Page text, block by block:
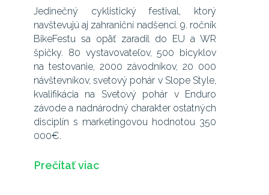
Jedinečný cyklistický festival, ktorý
navštevujú aj zahraniční nadšenci. 9. ročník
BikeFestu sa opäť zaradil do EU a WR
špičky. 80 vystavovateľov, 500 bicyklov
na testovanie, 2000 závodníkov, 20 000
návštevníkov, svetový pohár v Slope Style,
kvalifikácia na Svetový pohár v Enduro
závode a nadnárodný charakter ostatných
disciplín s marketingovou hodnotou 350
000€.
Prečítať viac